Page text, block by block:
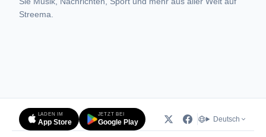
Streema.
LADEN IM
App Store
JETZT BEI
Google Play Deutsch